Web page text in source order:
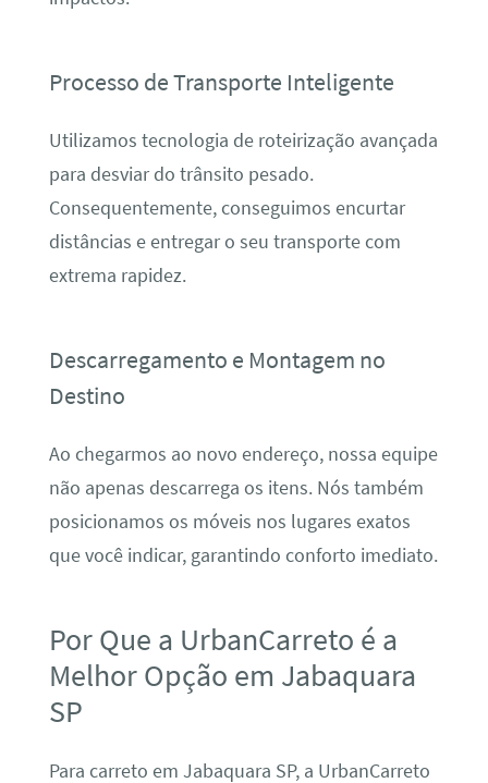
Processo de Transporte Inteligente
Utilizamos tecnologia de roteirização avançada
para desviar do trânsito pesado.
Consequentemente, conseguimos encurtar
distâncias e entregar o seu transporte com
extrema rapidez.
Descarregamento e Montagem no
Destino
Ao chegarmos ao novo endereço, nossa equipe
não apenas descarrega os itens. Nós também
posicionamos os móveis nos lugares exatos
que você indicar, garantindo conforto imediato.
Por Que a UrbanCarreto é a
Melhor Opção em Jabaquara
SP
Para carreto em Jabaquara SP, a UrbanCarreto